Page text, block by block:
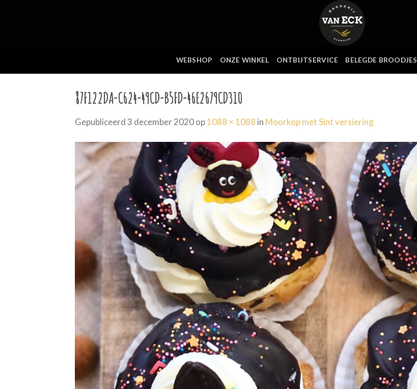
WEBSHOP ONZE WINKEL ONTBIJTSERVICE BELEGDE BROODJES
87F122DA-C624-49CD-B5FD-46E2679CD310
Gepubliceerd3 december 2020op1088 × 1088 in Moorkop met Sint versiering